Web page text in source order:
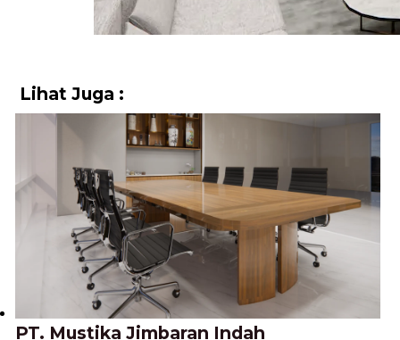
Lihat Juga :
PT. Mustika Jimbaran Indah